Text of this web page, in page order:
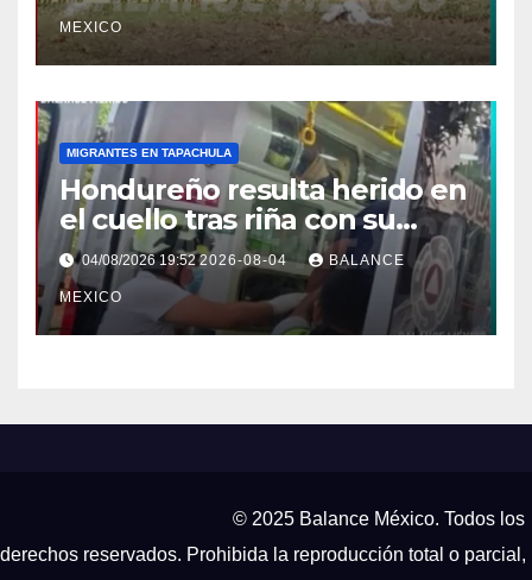
MEXICO
MIGRANTES EN TAPACHULA
Hondureño resulta herido en
el cuello tras riña con su
pareja en Tapachula
04/08/2026 19:522026-08-04 BALANCE
MEXICO
© 2025 Balance México. Todos los
derechos reservados. Prohibida la reproducción total o parcial,